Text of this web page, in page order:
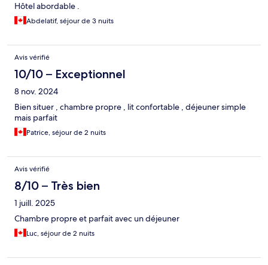
Hôtel abordable .
Abdelatif, séjour de 3 nuits
Avis vérifié
10/10 – Exceptionnel
8 nov. 2024
Bien situer , chambre propre , lit confortable , déjeuner simple
mais parfait
Patrice, séjour de 2 nuits
Avis vérifié
8/10 – Très bien
1 juill. 2025
Chambre propre et parfait avec un déjeuner
Luc, séjour de 2 nuits